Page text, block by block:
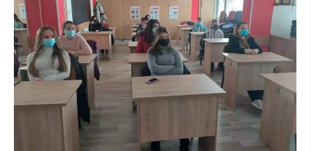
ПОСТЕРИ
ПРЕЗЕНТАЦИИ